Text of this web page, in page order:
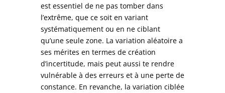
est essentiel de ne pas tomber dans
l’extrême, que ce soit en variant
systématiquement ou en ne ciblant
qu’une seule zone. La variation aléatoire a
ses mérites en termes de création
d’incertitude, mais peut aussi te rendre
vulnérable à des erreurs et à une perte de
constance. En revanche, la variation ciblée